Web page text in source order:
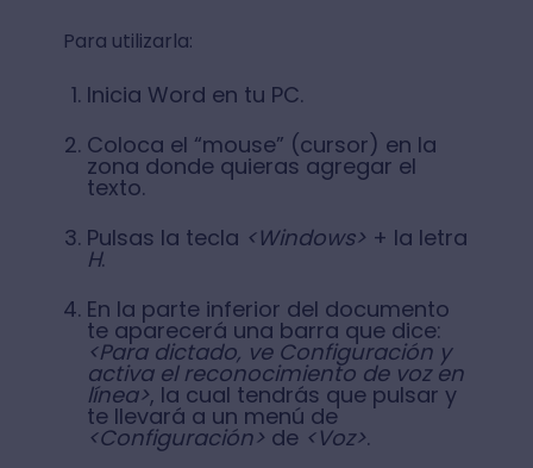
Para utilizarla:
Inicia Word en tu PC.
Coloca el “mouse” (cursor) en la
zona donde quieras agregar el
texto.
Pulsas la tecla <Windows> + la letra
H.
En la parte inferior del documento
te aparecerá una barra que dice:
<Para dictado, ve Configuración y
activa el reconocimiento de voz en
línea>, la cual tendrás que pulsar y
te llevará a un menú de
<Configuración> de <Voz>.